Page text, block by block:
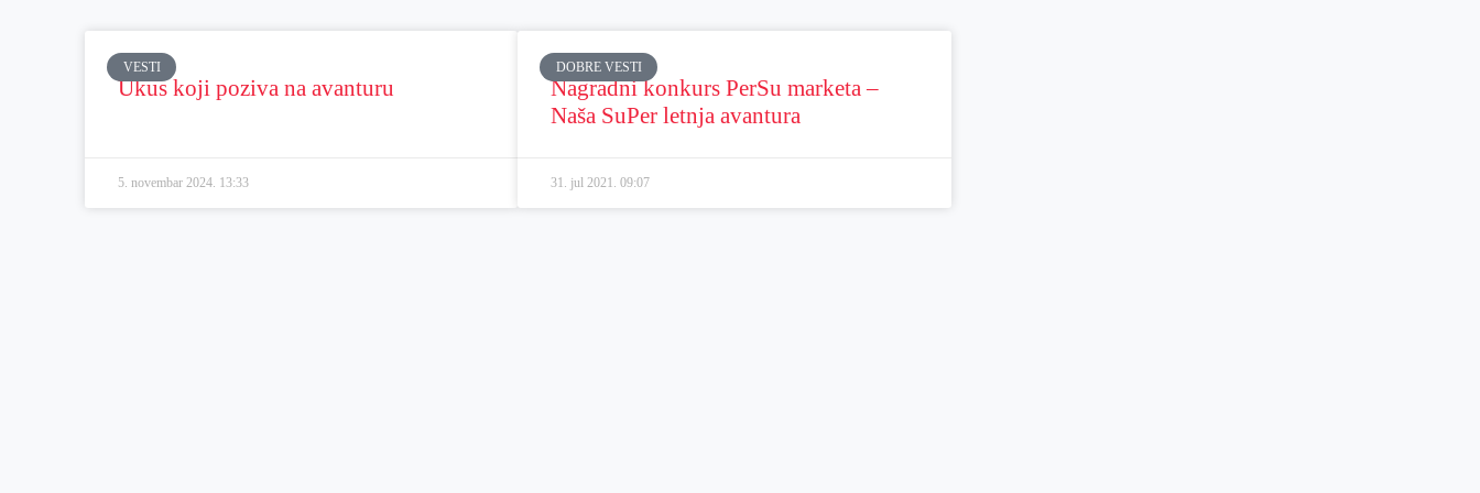
VESTI
Ukus koji poziva na avanturu
5. novembar 2024. 13:33
DOBRE VESTI
Nagradni konkurs PerSu marketa –
Naša SuPer letnja avantura
31. jul 2021.09:07